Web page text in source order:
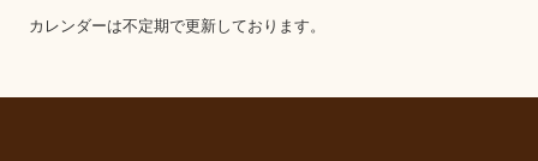
カレンダーは不定期で更新しております。